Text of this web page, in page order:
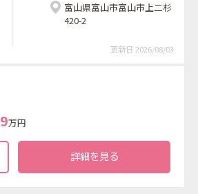
富山県富山市富山市上二杉
420-2
更新日 2026/08/03
9万円
詳細を見る